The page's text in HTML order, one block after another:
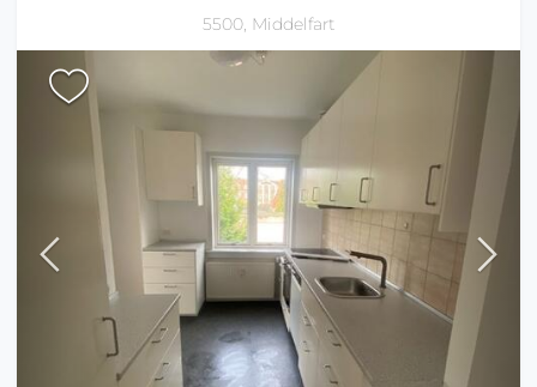
5500, Middelfart